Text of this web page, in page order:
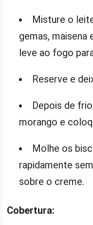
Misture o
gemas, maisena
leve ao fogo
Reserve e
Depois de
morango e
Molhe os
rapidamente
sobre o creme.
Cobertura: